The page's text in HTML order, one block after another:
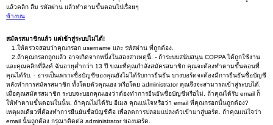
แล้วคลิก ลืม รหัสผ่าน แล้วทำตามขั้นตอนไปเรื่อยๆ
ข้างบน
สมัครสมาชิกแล้ว แต่เข้าสู่ระบบไม่ได้!
1.ให้ตรวจสอบว่าคุณกรอก username และ รหัสผ่าน ที่ถูกต้อง.
2.ถ้าคุณกรอกถูกแล้ว อาจเกิดจากหนึ่งในสองสาเหตุนี้. - ถ้าระบบสนับสนุน COPPA ได้ถูกใช้งาน
และคุณคลิกที่ลิงค์ ฉันอายุต่ำกว่า 13 ปี ขณะที่คุณกำลังสมัครสมาชิก คุณจะต้องทำตามขั้นตอนที่
คุณได้รับ. - อาจเป็นเพราะชื่อบัญชีของคุณยังไม่ได้รับการยืนยัน บางบอร์ดจะต้องมีการยืนยันชื่อบัญชี
หลังทำการสมัครสมาชิก ทั้งโดยตัวคุณเอง หรือโดย administrator คุณจึงจะสามารถเข้าสู่ระบบได้.
เมื่อคุณสมัครสมาชิก ระบบจะบอกคุณเองว่าต้องทำการยืนยันชื่อบัญชีหรือไม่. ถ้าคุณได้รับ email ก็
ให้ทำตามขั้นตอนในนั้น, ถ้าคุณไม่ได้รับ อีเมล คุณแน่ใจหรือว่า email ที่คุณกรอกนั้นถูกต้อง?
เหตุผลเดียวที่ต้องทำการยืนยันชื่อบัญชีคือ เพื่อลดการปลอมแปลงตัวเข้ามาสู่บอร์ด. ถ้าคุณแน่ใจว่า
email นั้นถูกต้อง กรุณาติดต่อ administrator ของบอร์ด.